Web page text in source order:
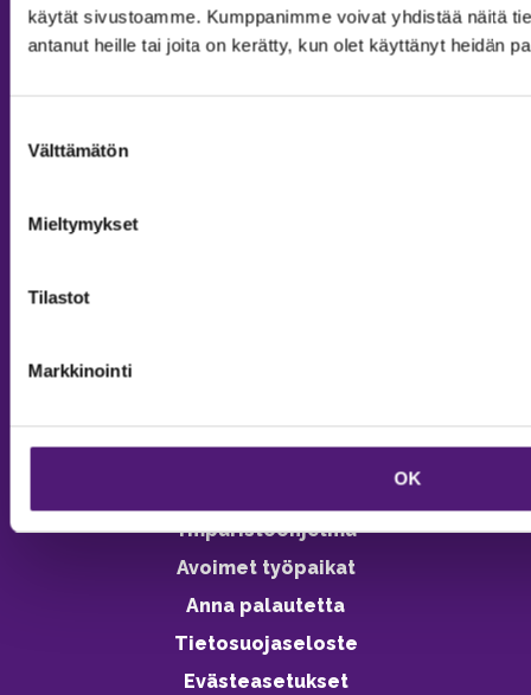
käytät sivustoamme. Kumppanimme voivat yhdistää näitä
antanut heille tai joita on kerätty, kun olet käyttänyt heidän
valinta
Välttämätön
Mieltymykset
Tilastot
Markkinointi
OK
Ympäristöohjelma
Avoimet työpaikat
Anna palautetta
Tietosuojaseloste
Evästeasetukset